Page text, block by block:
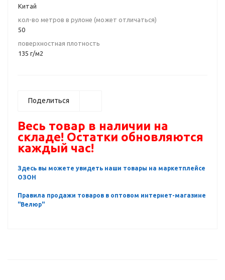
Китай
кол-во метров в рулоне (может отличаться)
50
поверхностная плотность
135 г/м2
Поделиться
Весь товар в наличии на
складе! Остатки обновляются
каждый час!
Здесь вы можете увидеть наши товары на маркетплейсе
ОЗОН
Правила продажи товаров в оптовом интернет-магазине
"Велюр"